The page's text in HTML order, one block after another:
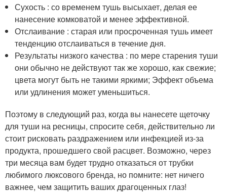
Сухость : со временем тушь высыхает, делая ее
нанесение комковатой и менее эффективной.
Отслаивание : старая или просроченная тушь имеет
тенденцию отслаиваться в течение дня.
Результаты низкого качества : по мере старения туши
они обычно не действуют так же хорошо, как свежие;
цвета могут быть не такими яркими; Эффект объема
или удлинения может уменьшиться.
Поэтому в следующий раз, когда вы нанесете щеточку
для туши на ресницы, спросите себя, действительно ли
стоит рисковать раздражением или инфекцией из-за
продукта, прошедшего свой расцвет. Возможно, через
три месяца вам будет трудно отказаться от трубки
любимого люксового бренда, но помните: нет ничего
важнее, чем защитить ваших драгоценных глаз!